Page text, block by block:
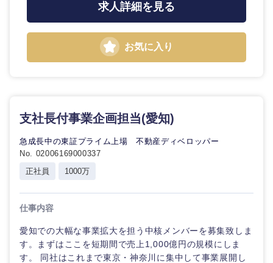
海外
求人詳細を見る
お気に入り
支社長付事業企画担当(愛知)
急成長中の東証プライム上場 不動産ディベロッパー
No. 02006169000337
正社員
1000万
仕事内容
愛知での大幅な事業拡大を担う中核メンバーを募集致しま
す。まずはここを短期間で売上1,000億円の規模にしま
す。 同社はこれまで東京・神奈川に集中して事業展開し